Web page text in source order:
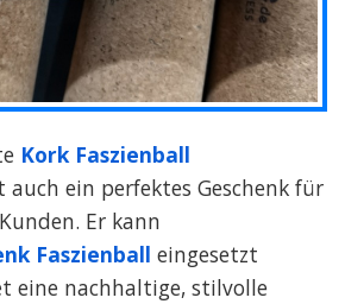
Kork Faszienball
auch ein perfektes Geschenk für
Er kann
Faszienball eingesetzt
eine nachhaltige, stilvolle